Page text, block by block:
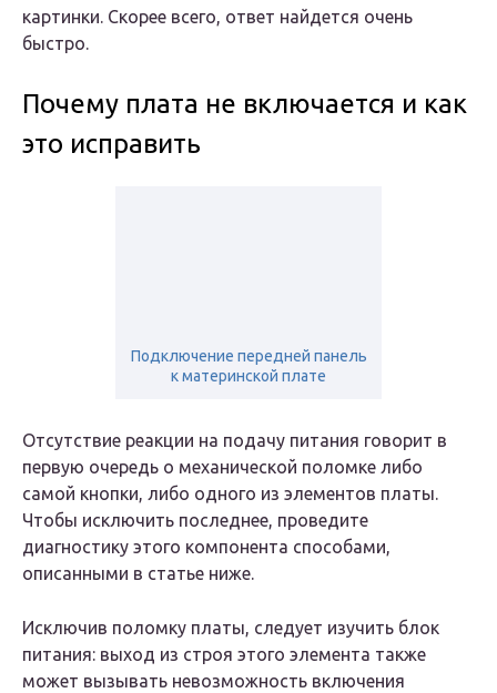
картинки. Скорее всего, ответ найдется очень
быстро.
Почему плата не включается и как
это исправить
Подключение передней панель
к материнской плате
Отсутствие реакции на подачу питания говорит в
первую очередь о механической поломке либо
самой кнопки, либо одного из элементов платы.
Чтобы исключить последнее, проведите
диагностику этого компонента способами,
описанными в статье ниже.
Исключив поломку платы, следует изучить блок
питания: выход из строя этого элемента также
может вызывать невозможность включения